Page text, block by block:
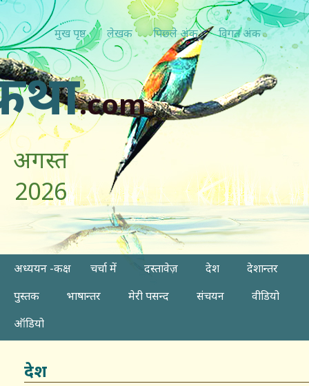
मुख पृष्ठ लेखक पिछ्ले अंक विगत अंक
.com
अगस्त
2026
अध्ययन -कक्ष चर्चा में दस्तावेज़ देश
देशान्तर
पुस्तक
भाषान्तर मेरी पसन्द संचयन
वीडियो
ऑडियो
देश